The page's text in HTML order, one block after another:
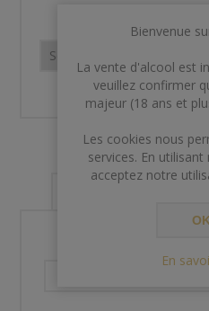
Bienvenue
La vente d'alcool est
veuillez confirmer
majeur (18 ans et
Les cookies nous
services. En
acceptez notre
OK
En